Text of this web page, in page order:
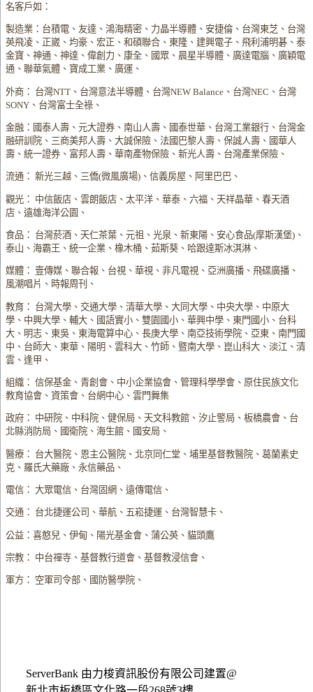
名客戶如：
製造業：台積電、友達、鴻海精密、力晶半導體、安捷倫、台灣東芝、台灣
英飛凌、正崴、均豪、宏正、和碩聯合、東隆、建興電子、飛利浦明碁、泰
金寶、神通、神達、偉創力、康全、國眾、晨星半導體、廣達電腦、廣穎電
通、聯華氣體、寶成工業、廣運、
外商： 台灣NTT、台灣意法半導體、台灣NEW Balance、台灣NEC、台灣
SONY、台灣富士全祿、
金融：國泰人壽、元大證券、南山人壽、國泰世華、台灣工業銀行、台灣金
融研訓院、三商美邦人壽、大誠保險、法國巴黎人壽、保誠人壽、國華人
壽、統一證券、富邦人壽、華南產物保險、新光人壽、台灣產業保險、
流通： 新光三越、三僑(微風廣場)、信義房屋、阿里巴巴、
觀光： 中信飯店、雲朗飯店、太平洋、華泰、六福、天祥晶華、春天酒
店、遠雄海洋公園、
食品： 台灣菸酒、天仁茶葉、元祖、光泉、新東陽、安心食品(摩斯漢堡)、
泰山、海霸王、統一企業、橡木桶、茹斯葵、哈跟達斯冰淇淋、
媒體： 壹傳媒、聯合報、台視、華視、非凡電視、亞洲廣播、飛碟廣播、
風潮唱片、時報周刊、
教育： 台灣大學、交通大學、清華大學、大同大學、中央大學、中原大
學、中興大學、輔大、國語實小、雙園國小、華興中學、東門國小、台科
大、明志、東吳、東海電算中心、長庚大學、南亞技術學院、亞東、南門國
中、台師大、東華、陽明、雲科大、竹師、暨南大學、崑山科大、淡江、清
雲、逢甲、
組織： 信保基金、青創會、中小企業協會、管理科學學會、原住民族文化
教育協會、資策會、台網中心、雲門舞集
政府： 中研院、中科院、健保局、天文科教館、汐止警局、板橋農會、台
北縣消防局、國衛院、海生館、國安局、
醫療： 台大醫院、恩主公醫院、北京同仁堂、埔里基督教醫院、葛蘭素史
克、羅氏大藥廠、永信藥品、
電信： 大眾電信、台灣固網、遠傳電信、
交通： 台北捷運公司、華航、五崧捷運、台灣智慧卡、
公益：喜憨兒、伊甸、陽光基金會、蒲公英、貓頭鷹
宗教： 中台禪寺、基督教行道會、基督教浸信會、
軍方： 空軍司令部、國防醫學院、
ServerBank 由力梭資訊股份有限公司建置@